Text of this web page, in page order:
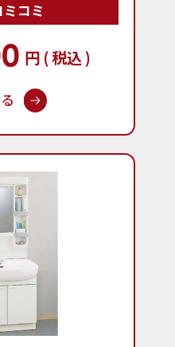
コミ
円 ( 税込 )